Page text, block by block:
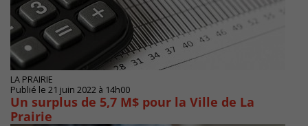
LA PRAIRIE
Publié le 21 juin 2022 à 14h00
Un surplus de 5,7 M$ pour la Ville de La
Prairie